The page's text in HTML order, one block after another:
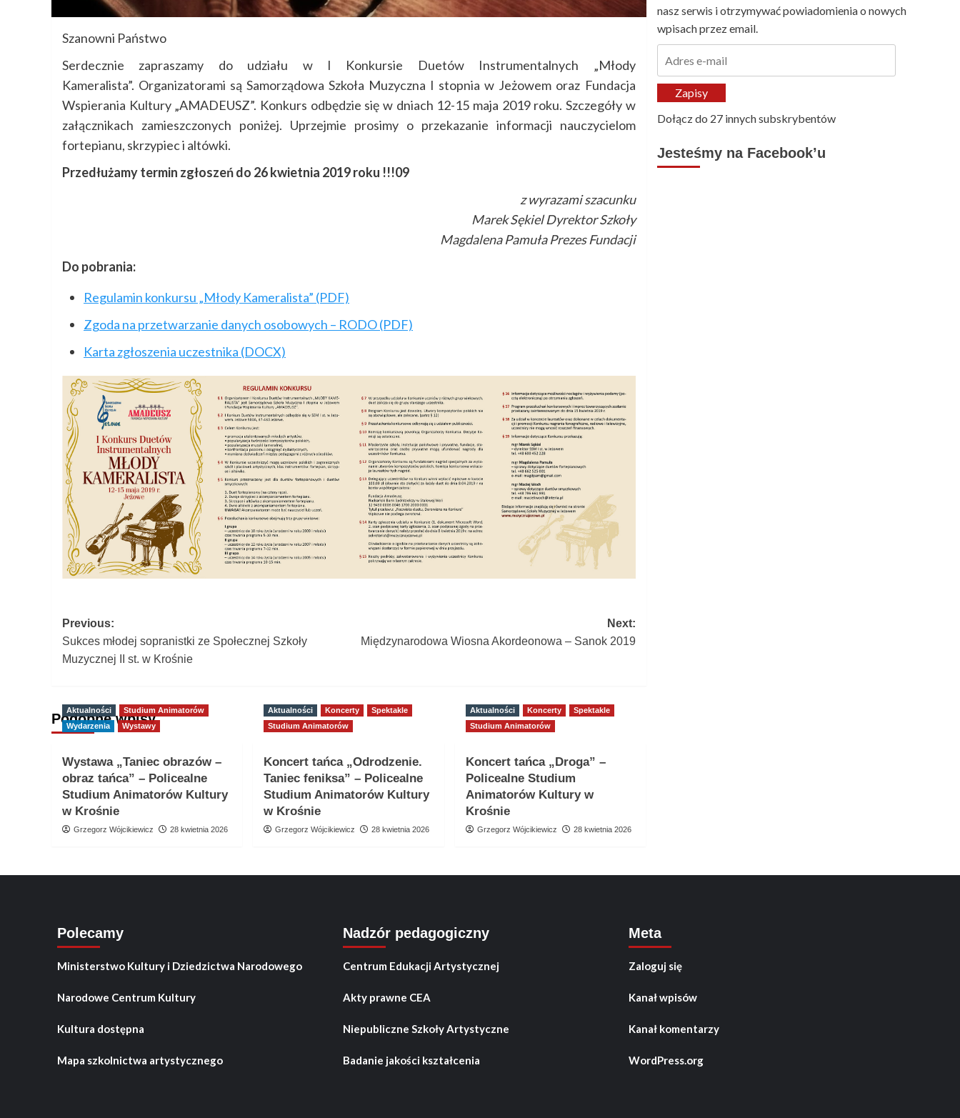
Szanowni Państwo
Serdecznie zapraszamy do udziału w I Konkursie Duetów Instrumentalnych „Młody
Kameralista”. Organizatorami są Samorządowa Szkoła Muzyczna I stopnia w Jeżowem oraz Fundacja
Wspierania Kultury „AMADEUSZ”. Konkurs odbędzie się w dniach 12-15 maja 2019 roku. Szczegóły w
załącznikach zamieszczonych poniżej. Uprzejmie prosimy o przekazanie informacji nauczycielom
fortepianu, skrzypiec i altówki.
Przedłużamy termin zgłoszeń do 26 kwietnia 2019 roku !!!09
z wyrazami szacunku
Marek Sękiel Dyrektor Szkoły
Magdalena Pamuła Prezes Fundacji
Do pobrania:
Regulamin konkursu „Młody Kameralista” (PDF)
Zgoda na przetwarzanie danych osobowych – RODO (PDF)
Karta zgłoszenia uczestnika (DOCX)
Post
navigation
Previous:
Sukces młodej sopranistki ze Społecznej Szkoły
Muzycznej II st. w Krośnie
Next:
Międzynarodowa Wiosna Akordeonowa – Sanok 2019
Podobne wpisy
Aktualności
Studium Animatorów
Wydarzenia
Wystawy
Wystawa „Taniec obrazów –
obraz tańca” – Policealne
Studium Animatorów Kultury
w Krośnie
Grzegorz Wójcikiewicz 28 kwietnia 2026
Aktualności Koncerty
Spektakle
Studium Animatorów
Koncert tańca „Odrodzenie.
Taniec feniksa” – Policealne
Studium Animatorów Kultury
w Krośnie
Grzegorz Wójcikiewicz 28 kwietnia 2026
Aktualności Koncerty
Spektakle
Studium Animatorów
Koncert tańca „Droga” –
Policealne Studium
Animatorów Kultury w
Krośnie
Grzegorz Wójcikiewicz 28 kwietnia 2026
nasz serwis i otrzymywać powiadomienia o nowych
wpisach przez email.
mailZapisy
Dołącz do 27 innych subskrybentów
Jesteśmy na Facebook’u
Polecamy
Ministerstwo Kultury i Dziedzictwa Narodowego
Narodowe Centrum Kultury
Kultura dostępna
Mapa szkolnictwa artystycznego
Nadzór pedagogiczny
Centrum Edukacji Artystycznej
Akty prawne CEA
Niepubliczne Szkoły Artystyczne
Badanie jakości kształcenia
Meta
Zaloguj się
Kanał wpisów
Kanał komentarzy
WordPress.org